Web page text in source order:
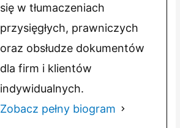
się w tłumaczeniach
przysięgłych, prawniczych
oraz obsłudze dokumentów
dla firm i klientów
indywidualnych.
Zobacz pełny biogram